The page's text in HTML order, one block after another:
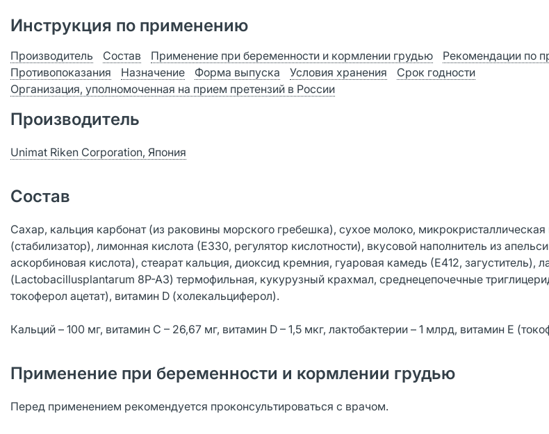
Инструкция по применению
Производитель Состав Применение при беременности и кормлении грудью
Рекомендации по
Противопоказания
Назначение Форма выпуска Условия хранения
Срок годности
Организация, уполномоченная на прием претензий в России
Производитель
Unimat Riken Corporation, Япония
Состав
Сахар, кальция карбонат (из раковины морского гребешка), сухое молоко,
(стабилизатор), лимонная кислота (Е330, регулятор кислотности), вкусовой наполнитель из
аскорбиновая кислота), стеарат кальция, диоксид кремния, гуаровая камедь (Е412, загуститель),
(Lactobacillusplantarum 8P-A3) термофильная, кукурузный крахмал, среднецепочечные
токоферол ацетат), витамин D (холекальциферол).
Кальций – 100 мг, витамин С – 26,67 мг, витамин D – 1,5 мкг, лактобактерии – 1 млрд, витамин Е
Применение при беременности и кормлении грудью
Перед применением рекомендуется проконсультироваться с врачом.